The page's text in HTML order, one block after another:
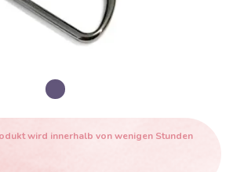
wird innerhalb von wenigen Stunden